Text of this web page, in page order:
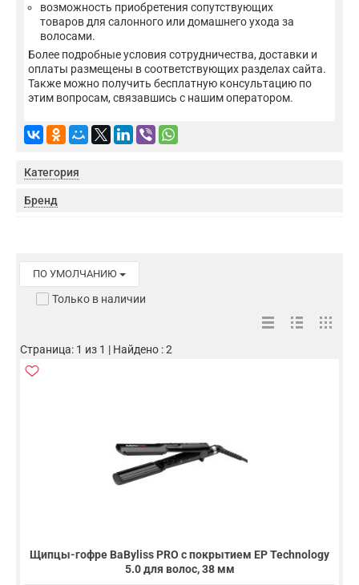
возможность приобретения сопутствующих
товаров для салонного или домашнего ухода за
волосами.
Более подробные условия сотрудничества, доставки и
оплаты размещены в соответствующих разделах сайта.
Также можно получить бесплатную консультацию по
этим вопросам, связавшись с нашим оператором.
Категория
Бренд
ПО УМОЛЧАНИЮ
Только в наличии
Страница: 1 из 1 | Найдено : 2
Щипцы-гофре BaByliss PRO с покрытием EP Technology
5.0 для волос, 38 мм